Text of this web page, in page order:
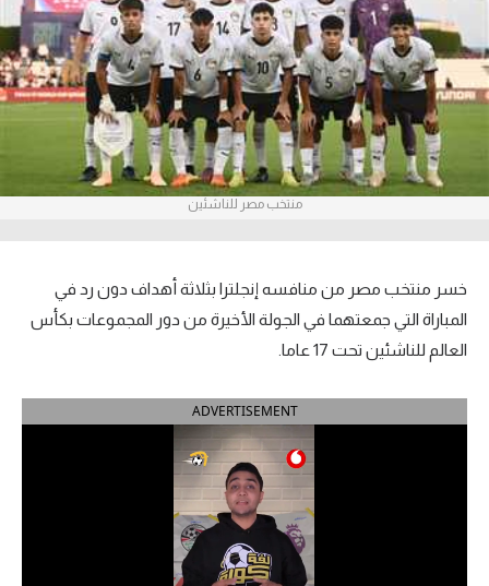
آراء حرة
ركن الألعاب
بطولات
أمريكا 2026
الدوري الإنجليزي الممتاز
الدوري الإسباني
الدوري السعودي للمحترفين
منتخب مصر للناشئين
خسر منتخب مصر من منافسه إنجلترا بثلاثة أهداف دون رد في
المباراة التي جمعتهما في الجولة الأخيرة من دور المجموعات بكأس
العالم للناشئين تحت 17 عاما.
ADVERTISEMENT